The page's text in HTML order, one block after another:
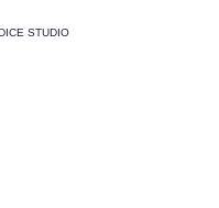
STUDIO